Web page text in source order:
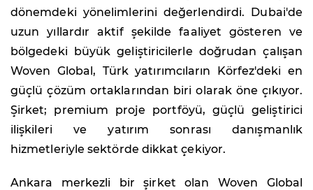
dönemdeki yönelimlerini değerlendirdi. Dubai'de
uzun yıllardır aktif şekilde faaliyet gösteren ve
bölgedeki büyük geliştiricilerle doğrudan çalışan
Woven Global, Türk yatırımcıların Körfez'deki en
güçlü çözüm ortaklarından biri olarak öne çıkıyor.
Şirket; premium proje portföyü, güçlü geliştirici
ilişkileri ve yatırım sonrası danışmanlık
hizmetleriyle sektörde dikkat çekiyor.
Ankara merkezli bir şirket olan Woven Global